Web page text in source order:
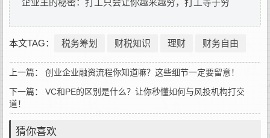
本文TAG： 税务筹划 财税知识 理财 财务自由
上一篇： 创业企业融资流程你知道嘛？这些细节一定要留意！
下一篇： VC和PE的区别是什么？让你秒懂如何与风投机构打交
道！
猜你喜欢